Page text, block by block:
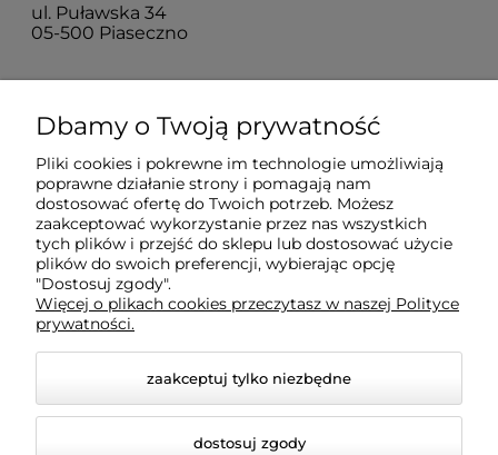
ul. Puławska 34
05-500 Piaseczno
Dla klientów
Informacje
O firmie
Dbamy o Twoją prywatność
Pliki cookies i pokrewne im technologie umożliwiają
poprawne działanie strony i pomagają nam
dostosować ofertę do Twoich potrzeb. Możesz
zaakceptować wykorzystanie przez nas wszystkich
tych plików i przejść do sklepu lub dostosować użycie
plików do swoich preferencji, wybierając opcję
"Dostosuj zgody".
Więcej o plikach cookies przeczytasz w naszej Polityce
prywatności.
zaakceptuj tylko niezbędne
dostosuj zgody